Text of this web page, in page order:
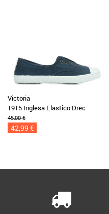
Victoria
1915 Inglesa Elastico Drec
45,00 €
42,99 €